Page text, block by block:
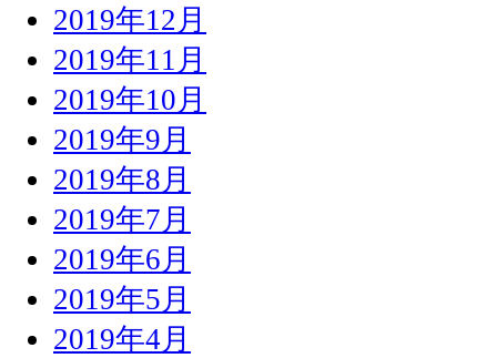
2019年12月
2019年11月
2019年10月
2019年9月
2019年8月
2019年7月
2019年6月
2019年5月
2019年4月